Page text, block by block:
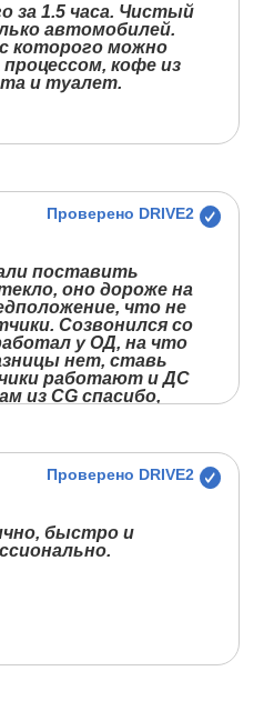
за 1.5 часа. Чистый
автомобилей.
которого можно
кофе из
и туалет.
Проверено DRIVE2
поставить
оно дороже на
что не
Созвонился со
у ОД, на что
нет, ставь
работают и ДС
из CG спасибо,
Проверено DRIVE2
быстро и